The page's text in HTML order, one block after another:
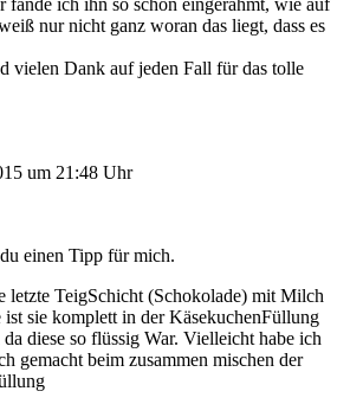
fände ich ihn so schön eingerahmt, wie auf
nur nicht ganz woran das liegt, dass es
vielen Dank auf jeden Fall für das tolle
um 21:48 Uhr
einen Tipp für mich.
letzte TeigSchicht (Schokolade) mit Milch
ist sie komplett in der KäsekuchenFüllung
da diese so flüssig War. Vielleicht habe ich
gemacht beim zusammen mischen der